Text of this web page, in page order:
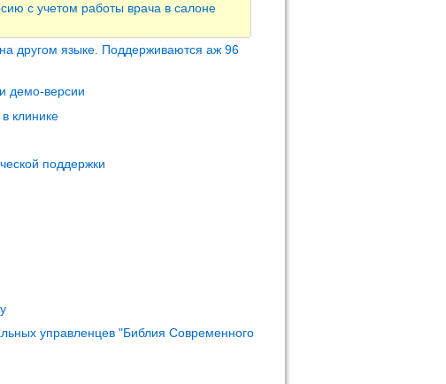
с учетом работы врача в салоне
другом языке. Поддерживаются аж 96
демо-версии
клинике
поддержки
управленцев "Библия Современного